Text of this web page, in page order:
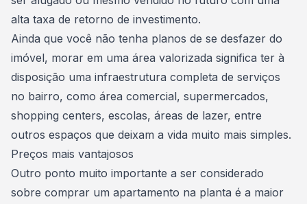
alta taxa de retorno de investimento.
Ainda que você não tenha planos de se desfazer do
imóvel, morar em uma área valorizada significa ter à
disposição uma infraestrutura completa de serviços
no bairro, como área comercial, supermercados,
shopping centers, escolas, áreas de lazer, entre
outros espaços que deixam a vida muito mais simples.
Preços mais vantajosos
Outro ponto muito importante a ser considerado
sobre comprar um apartamento na planta é a maior